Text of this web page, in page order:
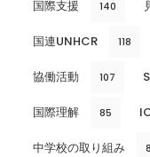
国際支援 140
国連UNHCR 118
協働活動 107
国際理解 85
中学校の取り組み